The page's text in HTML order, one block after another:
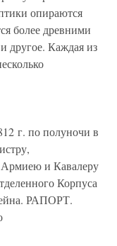
опираются
более древними
другое. Каждая из
г. по полуночи в
и Кавалеру
Корпуса
РАПОРТ.